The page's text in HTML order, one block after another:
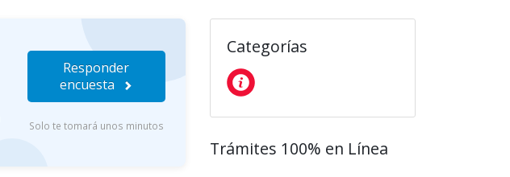
Responder
encuesta
Solo te tomará unos minutos
Categorías
Trámites 100% en Línea